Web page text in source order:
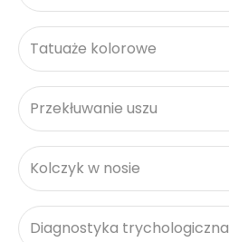
Tatuaże kolorowe
Przekłuwanie uszu
Kolczyk w nosie
Diagnostyka trychologiczna